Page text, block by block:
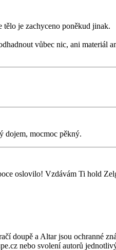
tělo je zachyceno poněkud jinak.
vůbec nic, ani materiál
dojem, mocmoc pěkný.
oslovilo! Vzdávám Ti hold
doupě a Altar jsou ochranné
nebo svolení autorů